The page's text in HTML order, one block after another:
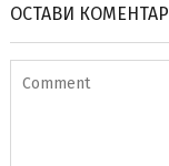
ОСТАВИ КОМЕНТАР